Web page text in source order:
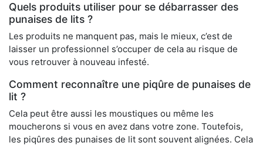
Quels produits utiliser pour se débarrasser des
punaises de lits ?
Les produits ne manquent pas, mais le mieux, c’est de
laisser un professionnel s’occuper de cela au risque de
vous retrouver à nouveau infesté.
Comment reconnaître une piqûre de punaises de
lit ?
Cela peut être aussi les moustiques ou même les
moucherons si vous en avez dans votre zone. Toutefois,
les piqûres des punaises de lit sont souvent alignées. Cela